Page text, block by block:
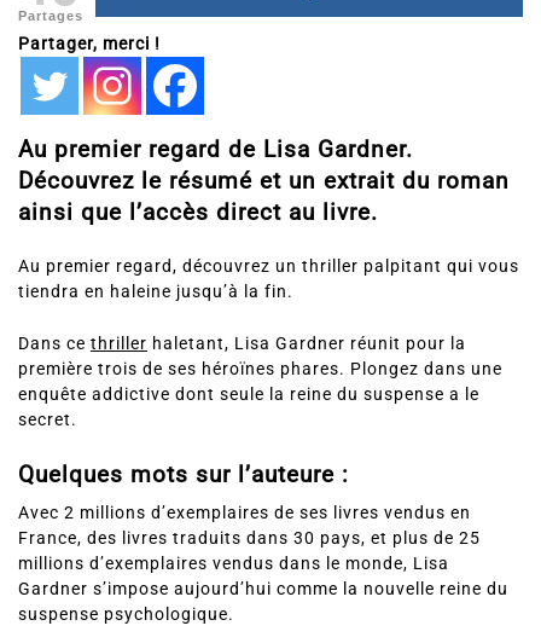
Partages
Partager, merci !
Au premier regard de Lisa Gardner.
Découvrez le résumé et un extrait du roman
ainsi que l’accès direct au livre.
Au premier regard, découvrez un thriller palpitant qui vous
tiendra en haleine jusqu’à la fin.
Dans ce thriller haletant, Lisa Gardner réunit pour la
première trois de ses héroïnes phares. Plongez dans une
enquête addictive dont seule la reine du suspense a le
secret.
Quelques mots sur l’auteure :
Avec 2 millions d’exemplaires de ses livres vendus en
France, des livres traduits dans 30 pays, et plus de 25
millions d’exemplaires vendus dans le monde, Lisa
Gardner s’impose aujourd’hui comme la nouvelle reine du
suspense psychologique.